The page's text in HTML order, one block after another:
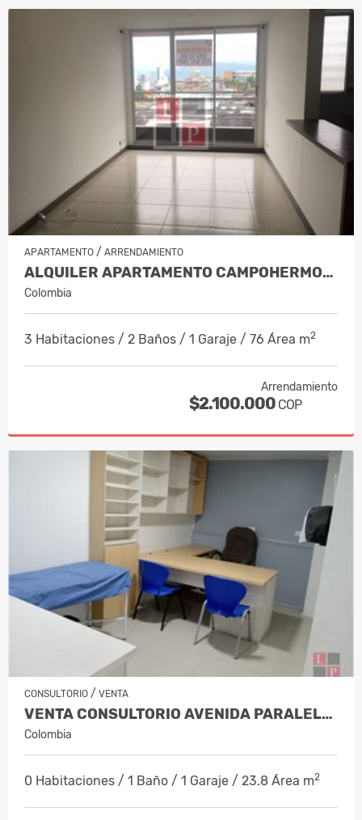
APARTAMENTO / ARRENDAMIENTO
ALQUILER APARTAMENTO CAMPOHERMOSO…
Colombia
3 Habitaciones / 2 Baños / 1 Garaje / 76 Área m2
Arrendamiento
$2.100.000 COP
CONSULTORIO / VENTA
VENTA CONSULTORIO AVENIDA PARALELA MA…
Colombia
0 Habitaciones / 1 Baño / 1 Garaje / 23.8 Área m2